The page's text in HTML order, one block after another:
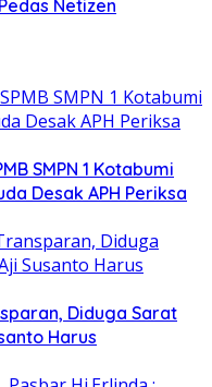
Netizen
SMPN 1 Kotabumi
Desak APH Periksa
Diduga Sarat
Harus